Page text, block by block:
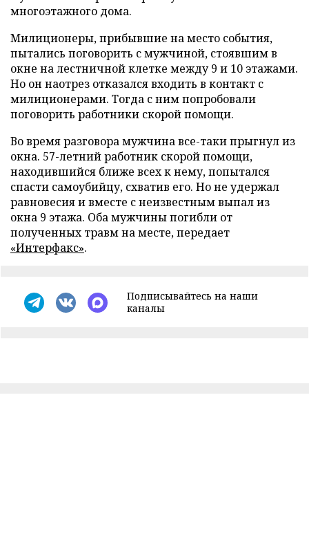
многоэтажного дома.
Милиционеры, прибывшие на место события,
пытались поговорить с мужчиной, стоявшим в
окне на лестничной клетке между 9 и 10 этажами.
Но он наотрез отказался входить в контакт с
милиционерами. Тогда с ним попробовали
поговорить работники скорой помощи.
Во время разговора мужчина все-таки прыгнул из
окна. 57-летний работник скорой помощи,
находившийся ближе всех к нему, попытался
спасти самоубийцу, схватив его. Но не удержал
равновесия и вместе с неизвестным выпал из
окна 9 этажа. Оба мужчины погибли от
полученных травм на месте, передает
«Интерфакс».
Подписывайтесь на наши
каналы